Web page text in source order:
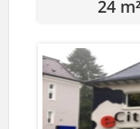
24 m²